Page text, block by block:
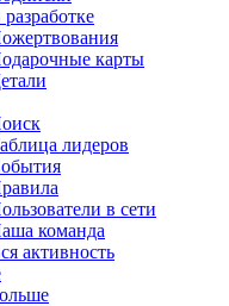
карты
лидеров
в сети
команда
активность